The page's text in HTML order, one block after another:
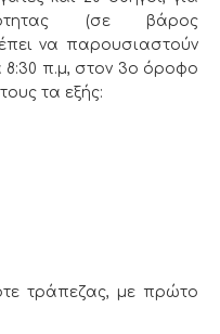
(σε βάρος
να παρουσιαστούν
8:30 π.μ, στον 3ο όροφο
τα εξής:
τράπεζας, με πρώτο